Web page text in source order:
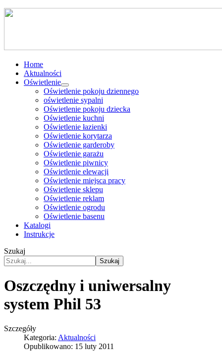
Home
Aktualności
Oświetlenie
Oświetlenie pokoju dziennego
oświetlenie sypalni
Oświetlenie pokoju dziecka
Oświetlenie kuchni
Oświetlenie łazienki
Oświetlenie korytarza
Oświetlenie garderoby
Oświetlenie garażu
Oświetlenie piwnicy
Oświetlenie elewacji
Oświetlenie miejsca pracy
Oświetlenie sklepu
Oświetlenie reklam
Oświetlenie ogrodu
Oświetlenie basenu
Katalogi
Instrukcje
Szukaj
Szukaj
Oszczędny i uniwersalny
system Phil 53
Szczegóły
Kategoria: Aktualności
Opublikowano: 15 luty 2011